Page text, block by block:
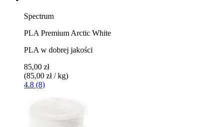
Spectrum
PLA Premium Arctic White
PLA w dobrej jakości
85,00 zł
(85,00 zł / kg)
4.8 (8)